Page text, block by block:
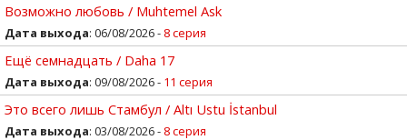
Возможно любовь / Muhtemel Ask
Дата выхода: 06/08/2026 - 8 серия
Ещё семнадцать / Daha 17
Дата выхода: 09/08/2026 - 11 серия
Это всего лишь Стамбул / Altı Ustu İstanbul
Дата выхода: 03/08/2026 - 8 серия